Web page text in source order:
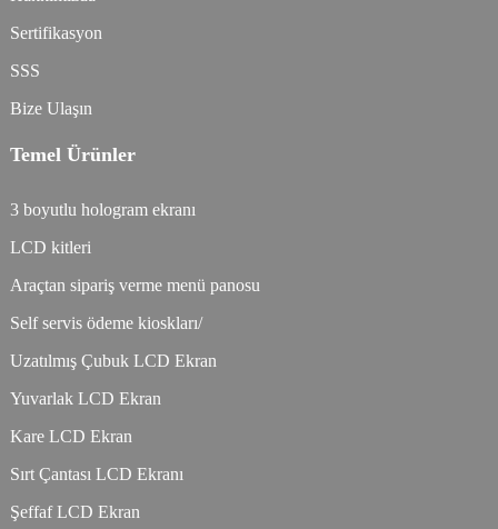
Sertifikasyon
SSS
Bize Ulaşın
Temel Ürünler
3 boyutlu hologram ekranı
LCD kitleri
Araçtan sipariş verme menü panosu
Self servis ödeme kioskları/
Uzatılmış Çubuk LCD Ekran
Yuvarlak LCD Ekran
Kare LCD Ekran
Sırt Çantası LCD Ekranı
Şeffaf LCD Ekran